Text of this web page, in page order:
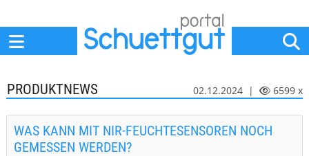
PRODUKTNEWS 02.12.2024 | 6599 x
WAS KANN MIT NIR-FEUCHTESENSOREN NOCH
GEMESSEN WERDEN?